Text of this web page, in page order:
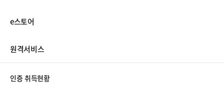
e스토어
원격서비스
인증 취득현황